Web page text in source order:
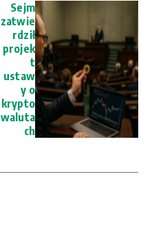
Sejm
zatwie
rdził
projek
t
ustaw
y o
krypto
waluta
ch